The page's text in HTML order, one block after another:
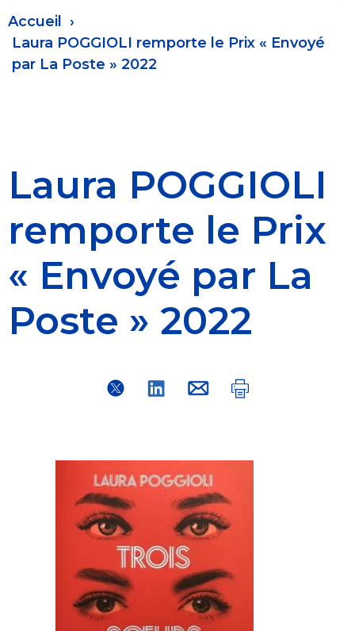
Fil
d'Ariane
Accueil
Laura POGGIOLI remporte le Prix « Envoyé
par La Poste » 2022
Laura POGGIOLI
remporte le Prix
« Envoyé par La
Poste » 2022